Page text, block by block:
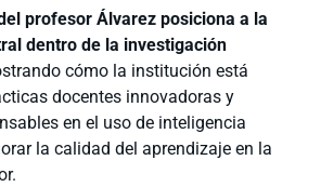
profesor Álvarez posiciona a la
dentro de la investigación
cómo la institución está
docentes innovadoras y
en el uso de inteligencia
la calidad del aprendizaje en la